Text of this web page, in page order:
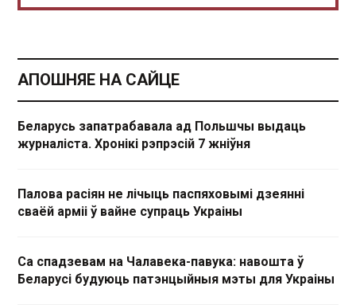
АПОШНЯЕ НА САЙЦЕ
Беларусь запатрабавала ад Польшчы выдаць
журналіста. Хронікі рэпрэсій 7 жніўня
Палова расіян не лічыць паспяховымі дзеянні
сваёй арміі ў вайне супраць Украіны
Са спадзевам на Чалавека-павука: навошта ў
Беларусі будуюць патэнцыйныя мэты для Украіны